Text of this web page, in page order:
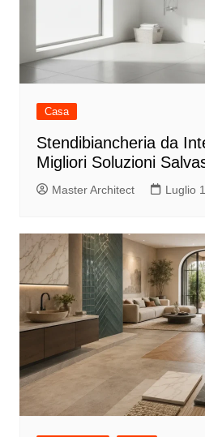
Casa
Stendibiancheria da
Migliori Soluzioni
Master Architect Luglio